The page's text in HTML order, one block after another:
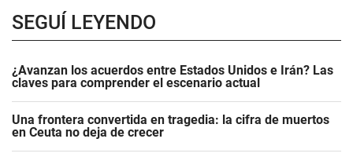
SEGUÍ LEYENDO
¿Avanzan los acuerdos entre Estados Unidos e Irán? Las
claves para comprender el escenario actual
Una frontera convertida en tragedia: la cifra de muertos
en Ceuta no deja de crecer